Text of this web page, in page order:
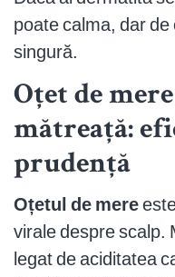
poate calma, dar
singură.
Oțet de
mătreață:
prudență
Oțetul de mere
virale despre scalp.
legat de aciditatea